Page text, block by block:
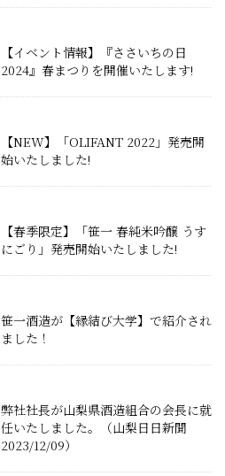
【イベント情報】『ささいちの日
2024』春まつりを開催いたします!
【NEW】「OLIFANT 2022」発売開
始いたしました!
【春季限定】「笹一 春純米吟醸 うす
にごり」発売開始いたしました!
笹一酒造が【縁結び大学】で紹介され
ました！
弊社社長が山梨県酒造組合の会長に就
任いたしました。（山梨日日新聞
2023/12/09）